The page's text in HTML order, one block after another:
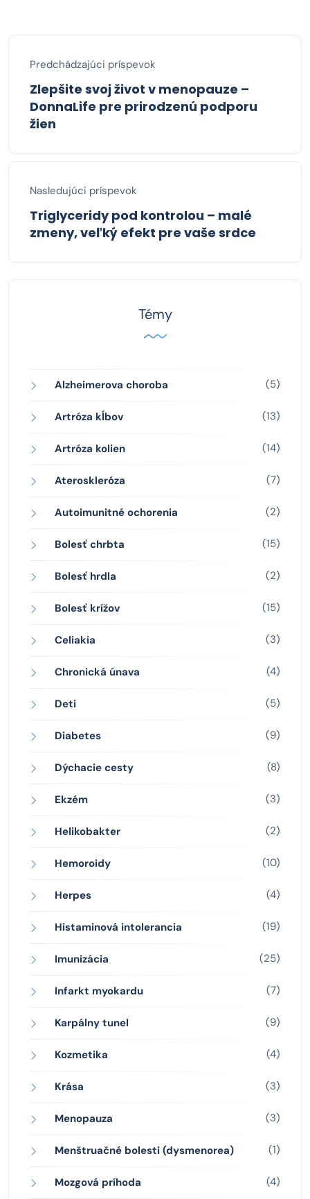
Predchádzajúci príspevok
Zlepšite svoj život v menopauze –
DonnaLife pre prirodzenú podporu
žien
Nasledujúci príspevok
Triglyceridy pod kontrolou – malé
zmeny, veľký efekt pre vaše srdce
Témy
Alzheimerova choroba (5)
Artróza kĺbov (13)
Artróza kolien (14)
Ateroskleróza (7)
Autoimunitné ochorenia (2)
Bolesť chrbta (15)
Bolesť hrdla (2)
Bolesť krížov (15)
Celiakia (3)
Chronická únava (4)
Deti (5)
Diabetes (9)
Dýchacie cesty (8)
Ekzém (3)
Helikobakter (2)
Hemoroidy (10)
Herpes (4)
Histaminová intolerancia (19)
Imunizácia (25)
Infarkt myokardu (7)
Karpálny tunel (9)
Kozmetika (4)
Krása (3)
Menopauza (3)
Menštruačné bolesti (dysmenorea) (1)
Mozgová príhoda (4)